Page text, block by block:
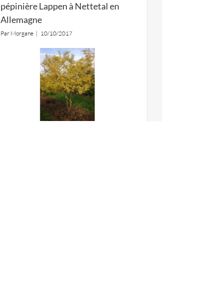
pépinière Lappen à Nettetal en
Allemagne
Par Morgane | 10/10/2017